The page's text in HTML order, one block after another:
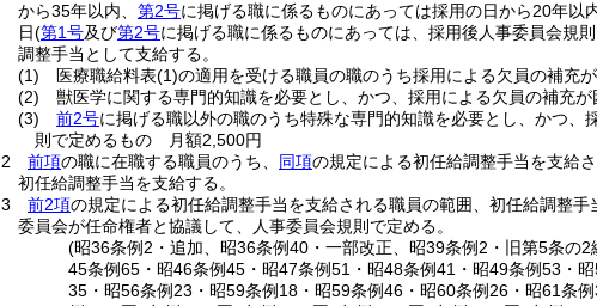
から35年以内、 第2号に掲げる職に係るものにあっては採用の日から20年以内
日(第1号及び第2号に掲げる職に係るものにあっては、採用後人事委員会規
調整手当として支給する。
(1)
医療職給料表(1)の適用を受ける職員の職のうち採用による欠員の補
(2)
獣医学に関する専門的知識を必要とし、かつ、採用による欠員の補充
(3)
前2号に掲げる職以外の職のうち特殊な専門的知識を必要とし、かつ
則で定めるもの 月額2,500円
2
前項の職に在職する職員のうち、 同項の規定による初任給調整手当を支給
初任給調整手当を支給する。
3
前2項の規定による初任給調整手当を支給される職員の範囲、初任給調整
委員会が任命権者と協議して、人事委員会規則で定める。
(昭36条例2・追加、昭36条例40・一部改正、昭39条例2・旧第5条
45条例65・昭46条例45・昭47条例51・昭48条例41・昭49条例53・
35・昭56条例23・昭59条例18・昭59条例46・昭60条例26・昭61条